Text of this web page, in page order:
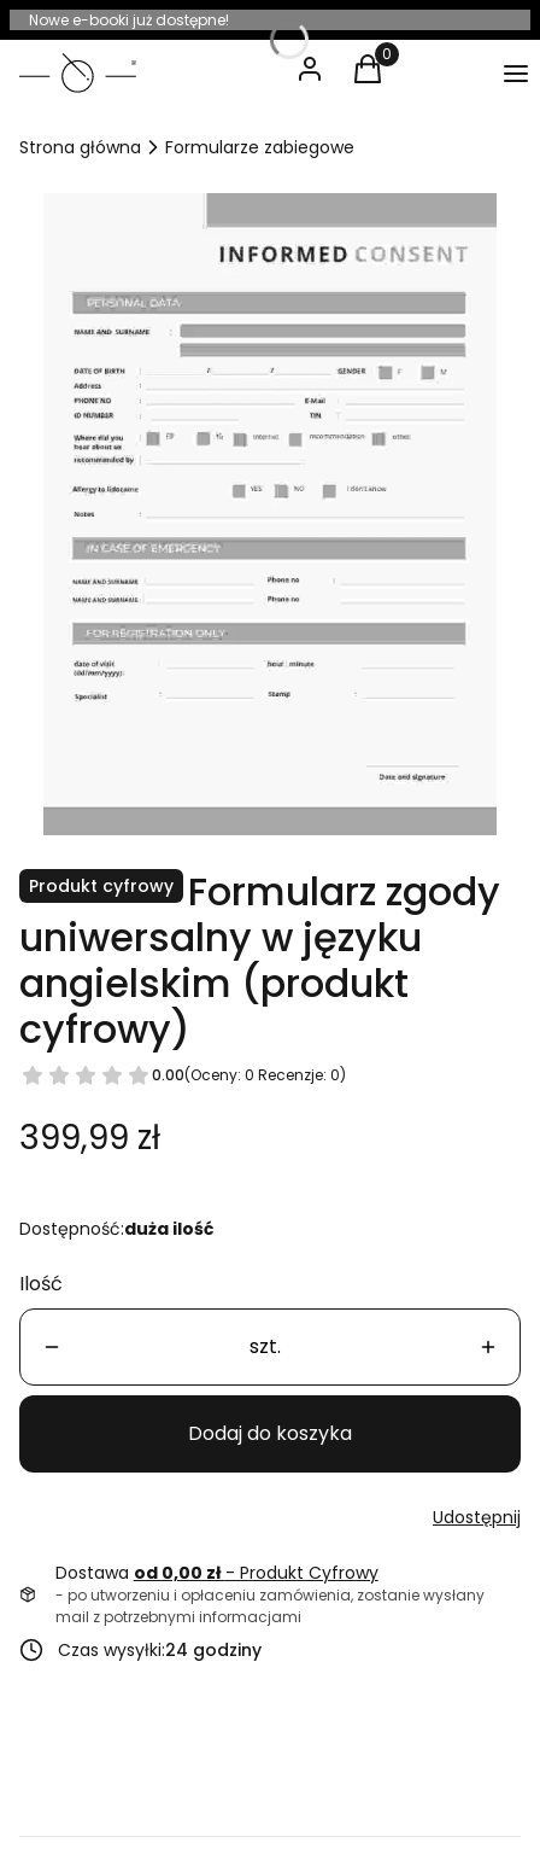
Nowe e-booki już dostępne!
Zaloguj sięProdukty w
Koszyk
Strona główna Formularze zabiegowe
Produkt cyfrowy
Formularz zgody
uniwersalny w języku
angielskim (produkt
cyfrowy)
0.00(Oceny: 0 Recenzje: 0)
Cena
399,99 zł
Dostępność:duża ilość
Ilość
szt.
Dodaj do koszyka
Udostępnij
Dostawa od 0,00 zł - Produkt Cyfrowy
- po utworzeniu i opłaceniu zamówienia, zostanie wysłany
mail z potrzebnymi informacjami
Czas wysyłki:24 godziny